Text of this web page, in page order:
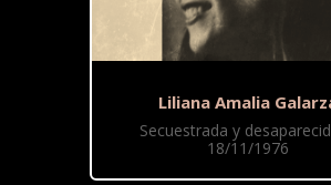
Liliana Amalia
Secuestrada y
18/11/1976